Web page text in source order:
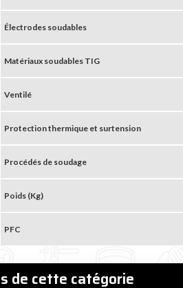
Électrodes soudables
Matériaux soudables TIG
Ventilé
Protection thermique et surtension
Procédés de soudage
Poids (Kg)
PFC
de cette catégorie